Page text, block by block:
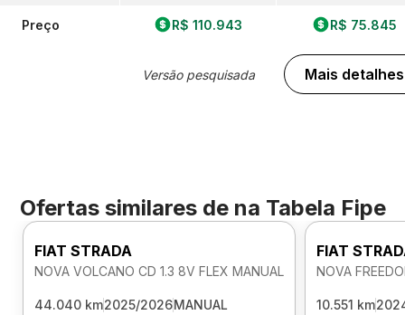
Preço R$ 110.943
Versão pesquisada
R$ 75.845
Mais detalhes
Ofertas similares de na Tabela Fipe
FIAT STRADA
NOVA VOLCANO CD 1.3 8V FLEX MANUAL
44.040 km2025/2026MANUAL
FIAT
NOVA
10.551 km